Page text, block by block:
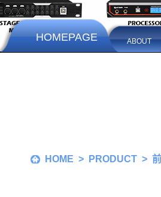
HOMEPAGE ABOUT
HOME > PRODUCT >